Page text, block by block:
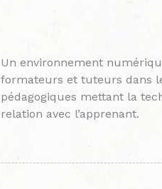
Un environnement
formateurs et tuteurs dans
pédagogiques mettant la
relation avec l’apprenant.